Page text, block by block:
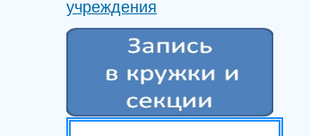
учреждения